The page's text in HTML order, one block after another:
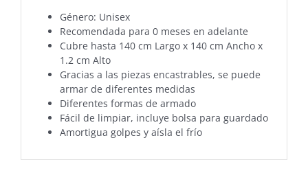
Género: Unisex
Recomendada para 0 meses en adelante
Cubre hasta 140 cm Largo x 140 cm Ancho x
1.2 cm Alto
Gracias a las piezas encastrables, se puede
armar de diferentes medidas
Diferentes formas de armado
Fácil de limpiar, incluye bolsa para guardado
Amortigua golpes y aísla el frío